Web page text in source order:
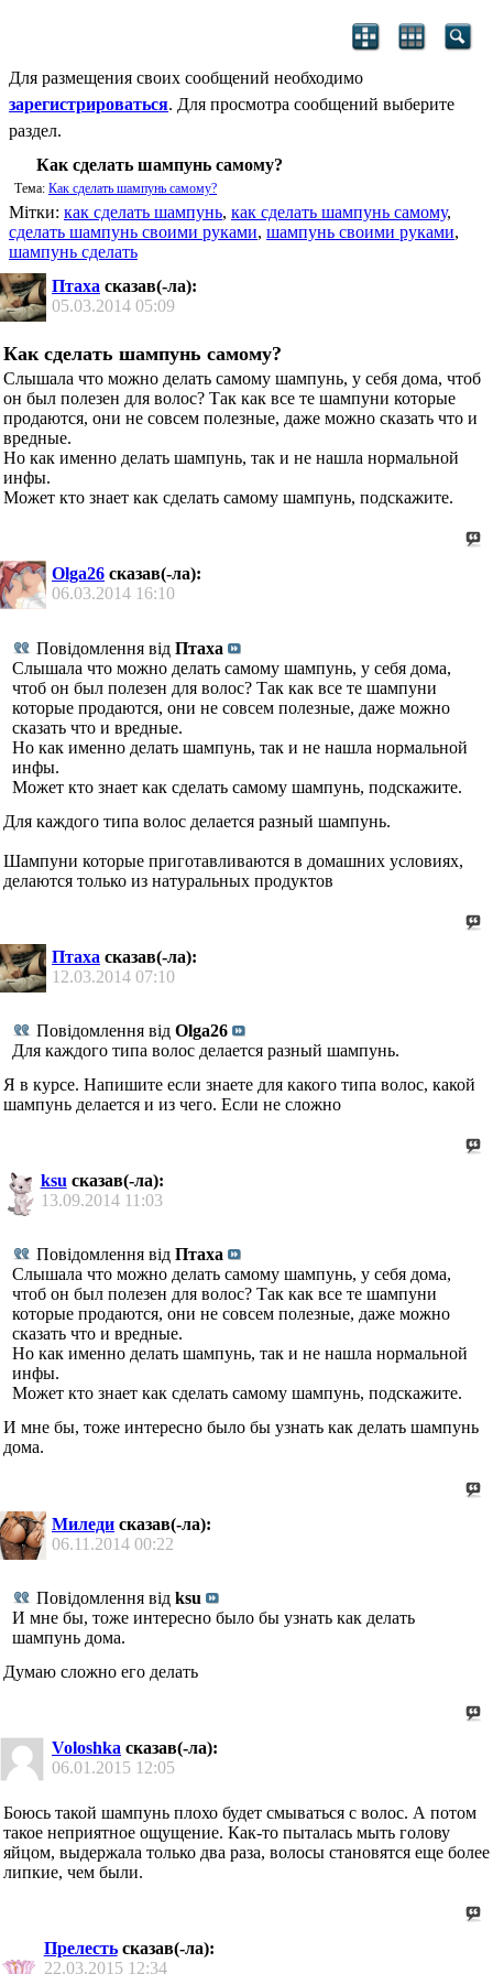
Для размещения своих сообщений необходимо
зарегистрироваться. Для просмотра сообщений выберите
раздел.
Как сделать шампунь самому?
Тема: Как сделать шампунь самому?
Мітки: как сделать шампунь, как сделать шампунь самому,
сделать шампунь своими руками, шампунь своими руками,
шампунь сделать
Птаха сказав(-ла):
05.03.2014 05:09
Как сделать шампунь самому?
Слышала что можно делать самому шампунь, у себя дома, чтоб
он был полезен для волос? Так как все те шампуни которые
продаются, они не совсем полезные, даже можно сказать что и
вредные.
Но как именно делать шампунь, так и не нашла нормальной
инфы.
Может кто знает как сделать самому шампунь, подскажите.
Olga26 сказав(-ла):
06.03.2014 16:10
Повідомлення від Птаха
Слышала что можно делать самому шампунь, у себя дома,
чтоб он был полезен для волос? Так как все те шампуни
которые продаются, они не совсем полезные, даже можно
сказать что и вредные.
Но как именно делать шампунь, так и не нашла нормальной
инфы.
Может кто знает как сделать самому шампунь, подскажите.
Для каждого типа волос делается разный шампунь.
Шампуни которые приготавливаются в домашних условиях,
делаются только из натуральных продуктов
Птаха сказав(-ла):
12.03.2014 07:10
Повідомлення від Olga26
Для каждого типа волос делается разный шампунь.
Я в курсе. Напишите если знаете для какого типа волос, какой
шампунь делается и из чего. Если не сложно
ksu сказав(-ла):
13.09.2014 11:03
Повідомлення від Птаха
Слышала что можно делать самому шампунь, у себя дома,
чтоб он был полезен для волос? Так как все те шампуни
которые продаются, они не совсем полезные, даже можно
сказать что и вредные.
Но как именно делать шампунь, так и не нашла нормальной
инфы.
Может кто знает как сделать самому шампунь, подскажите.
И мне бы, тоже интересно было бы узнать как делать шампунь
дома.
Миледи сказав(-ла):
06.11.2014 00:22
Повідомлення від ksu
И мне бы, тоже интересно было бы узнать как делать
шампунь дома.
Думаю сложно его делать
Voloshka сказав(-ла):
06.01.2015 12:05
Боюсь такой шампунь плохо будет смываться с волос. А потом
такое неприятное ощущение. Как-то пыталась мыть голову
яйцом, выдержала только два раза, волосы становятся еще более
липкие, чем были.
Прелестьсказав(-ла):
22.03.2015 12:34